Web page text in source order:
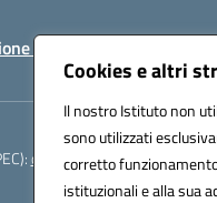
Cookies e altri
Il nostro Istituto non
sono utilizzati
corretto
istituzionali e alla sua
di accessibilità